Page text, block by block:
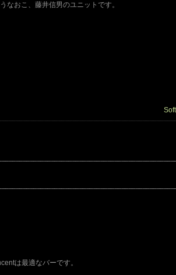
なおこ、藤井信男のユニットです。
Soft
は最適なバーです。